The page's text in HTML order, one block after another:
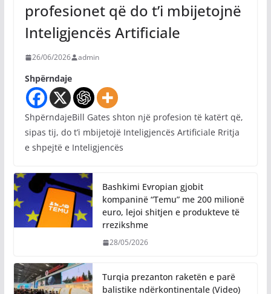
profesionet që do t’i mbijetojnë
Inteligjencës Artificiale
26/06/2026 admin
Shpërndaje
ShpërndajeBill Gates shton një profesion të katërt që,
sipas tij, do t’i mbijetojë Inteligjencës Artificiale Rritja
e shpejtë e Inteligjencës
Bashkimi Evropian gjobit
kompaninë “Temu” me 200 milionë
euro, lejoi shitjen e produkteve të
rrezikshme
28/05/2026
Turqia prezanton raketën e parë
balistike ndërkontinentale (Video)